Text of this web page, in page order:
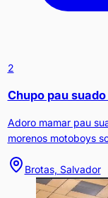
2
Chupo pau
Adoro mamar pau
morenos motoboys
Brotas, Salvador